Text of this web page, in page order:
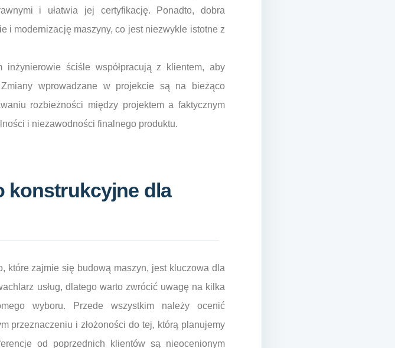
i ułatwia jej certyfikację. Ponadto, dobra
i modernizację maszyny, co jest niezwykle istotne z
ściśle współpracują z klientem, aby
wprowadzane w projekcie są na bieżąco
rozbieżności między projektem a faktycznym
i niezawodności finalnego produktu.
konstrukcyjne dla
które zajmie się budową maszyn, jest kluczowa dla
usług, dlatego warto zwrócić uwagę na kilka
wyboru. Przede wszystkim należy ocenić
przeznaczeniu i złożoności do tej, którą planujemy
od poprzednich klientów są nieocenionym